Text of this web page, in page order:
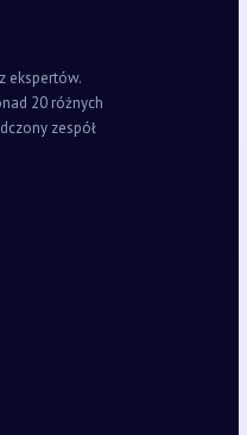
ekspertów.
20 różnych
zespół